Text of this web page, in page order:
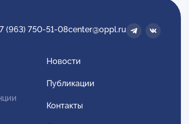
(963) 750-51-08center@oppl.ru
Новости
Публикации
Контакты